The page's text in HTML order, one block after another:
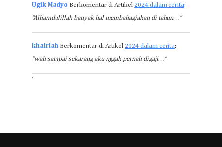
Ugik Madyo Berkomentar di Artikel 2024 dalam cerita:
“Alhamdulillah banyak hal membahagiakan di tahun…”
khairiah Berkomentar di Artikel 2024 dalam cerita:
“wah sampai sekarang aku nggak pernah digaji…”
`